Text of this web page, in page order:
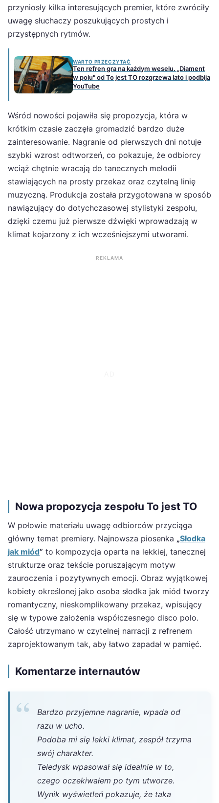
przyniosły kilka interesujących premier, które zwróciły
uwagę słuchaczy poszukujących prostych i
przystępnych rytmów.
WARTO PRZECZYTAĆ
Ten refren gra na każdym weselu. „Diament
w polu" od To jest TO rozgrzewa lato i podbija
YouTube
Wśród nowości pojawiła się propozycja, która w
krótkim czasie zaczęła gromadzić bardzo duże
zainteresowanie. Nagranie od pierwszych dni notuje
szybki wzrost odtworzeń, co pokazuje, że odbiorcy
wciąż chętnie wracają do tanecznych melodii
stawiających na prosty przekaz oraz czytelną linię
muzyczną. Produkcja została przygotowana w sposób
nawiązujący do dotychczasowej stylistyki zespołu,
dzięki czemu już pierwsze dźwięki wprowadzają w
klimat kojarzony z ich wcześniejszymi utworami.
REKLAMA
Nowa propozycja zespołu To jest TO
W połowie materiału uwagę odbiorców przyciąga
główny temat premiery. Najnowsza piosenka „Słodka
jak miód” to kompozycja oparta na lekkiej, tanecznej
strukturze oraz tekście poruszającym motyw
zauroczenia i pozytywnych emocji. Obraz wyjątkowej
kobiety określonej jako osoba słodka jak miód tworzy
romantyczny, nieskomplikowany przekaz, wpisujący
się w typowe założenia współczesnego disco polo.
Całość utrzymano w czytelnej narracji z refrenem
zaprojektowanym tak, aby łatwo zapadał w pamięć.
Komentarze internautów
Bardzo przyjemne nagranie, wpada od
razu w ucho.
Podoba mi się lekki klimat, zespół trzyma
swój charakter.
Teledysk wpasował się idealnie w to,
czego oczekiwałem po tym utworze.
Wynik wyświetleń pokazuje, że taka